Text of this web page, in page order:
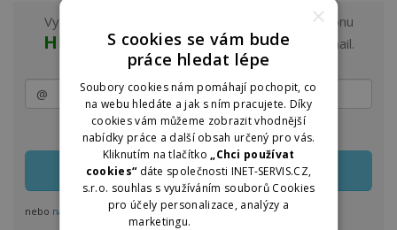
Vyzkoušejte odběr nových nabídek práce z regionu
Hlavní město Praha a okolí na e-mail.
Zasílání lze kdykoliv upravit nebo jednoduše zrušit
nebo nastavit odběr pro více regionů
×
S cookies se vám bude
práce hledat lépe
Soubory cookies nám pomáhají pochopit, co
na webu hledáte a jak s ním pracujete. Díky
cookies vám můžeme zobrazit vhodnější
nabídky práce a další obsah určený pro vás.
Kliknutím na tlačítko„Chci používat
cookies“ dáte společnosti INET-SERVIS.CZ,
s.r.o. souhlas s využíváním souborů Cookies
pro účely personalizace, analýzy a
marketingu.